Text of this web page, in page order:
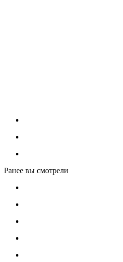
Ранее вы смотрели